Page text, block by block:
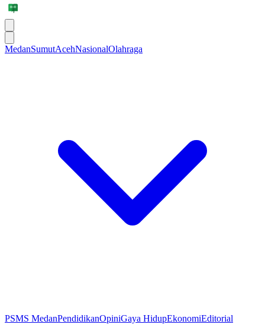
MedanSumutAcehNasionalOlahraga
PSMS MedanPendidikanOpiniGaya HidupEkonomiEditorial